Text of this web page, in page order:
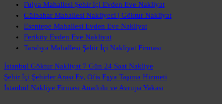
Fulya Mahallesi Şehir İçi Evden Eve Nakliyat
Gülbahar Mahallesi Nakliyeci | Göktur Nakliyat
Esentepe Mahallesi Evden Eve Nakliyat
Feriköy Evden Eve Nakliyat
Tarabya Mahallesi Şehir İçi Nakliyat Firması
İstanbul Göktur Nakliyat 7 Gün 24 Saat Nakliye
Şehir İçi Şehirler Arası Ev, Ofis Eşya Taşıma Hizmeti
İstanbul Nakliye FirmasıAnadolu ve Avrupa Yakası